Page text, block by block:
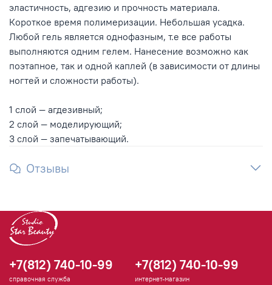
эластичность, адгезию и прочность материала.
Короткое время полимеризации. Небольшая усадка.
Любой гель является однофазным, т.е все работы
выполняются одним гелем. Нанесение возможно как
поэтапное, так и одной каплей (в зависимости от длины
ногтей и сложности работы).
1 слой — агдезивный;
2 слой — моделирующий;
3 слой — запечатывающий.
Отзывы
+7(812) 740-10-99
справочная служба
+7(812) 740-10-99
интернет-магазин